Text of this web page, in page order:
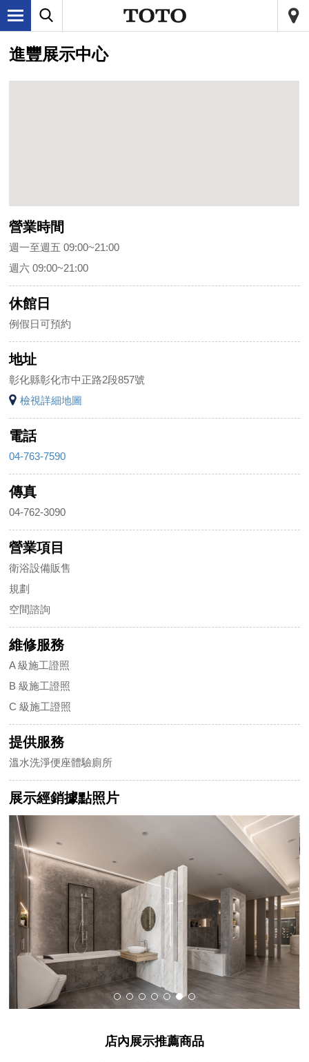
進豐展示中心
營業時間
週一至週五 09:00~21:00
週六 09:00~21:00
休館日
例假日可預約
地址
彰化縣彰化市中正路2段857號
檢視詳細地圖
電話
04-763-7590
傳真
04-762-3090
營業項目
衛浴設備販售
規劃
空間諮詢
維修服務
A 級施工證照
B 級施工證照
C 級施工證照
提供服務
溫水洗淨便座體驗廁所
展示經銷據點照片
店內展示推薦商品